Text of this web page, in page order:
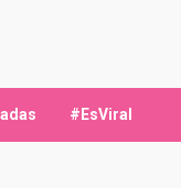
#EsViral